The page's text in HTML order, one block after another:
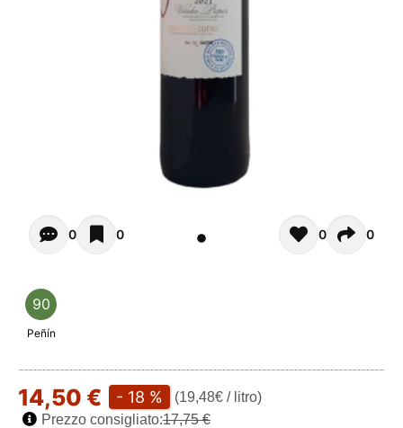
Opiniones - In questo momento non ci sono commenti.
0 0 0 0
90
Peñín
14,50 € - 18 %
(19,48€ / litro)
Prezzo consigliato:17,75 €